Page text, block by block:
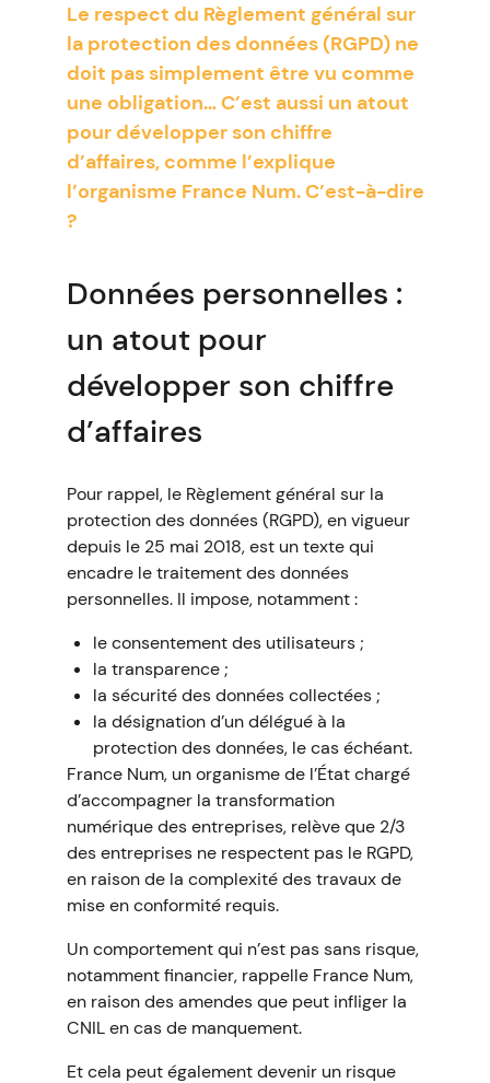
Le respect du Règlement général sur
la protection des données (RGPD) ne
doit pas simplement être vu comme
une obligation… C’est aussi un atout
pour développer son chiffre
d’affaires, comme l’explique
l’organisme France Num. C’est-à-dire
?
Données personnelles :
un atout pour
développer son chiffre
d’affaires
Pour rappel, le Règlement général sur la
protection des données (RGPD), en vigueur
depuis le 25 mai 2018, est un texte qui
encadre le traitement des données
personnelles. Il impose, notamment :
le consentement des utilisateurs ;
la transparence ;
la sécurité des données collectées ;
la désignation d’un délégué à la
protection des données, le cas échéant.
France Num, un organisme de l’État chargé
d’accompagner la transformation
numérique des entreprises, relève que 2/3
des entreprises ne respectent pas le RGPD,
en raison de la complexité des travaux de
mise en conformité requis.
Un comportement qui n’est pas sans risque,
notamment financier, rappelle France Num,
en raison des amendes que peut infliger la
CNIL en cas de manquement.
Et cela peut également devenir un risque